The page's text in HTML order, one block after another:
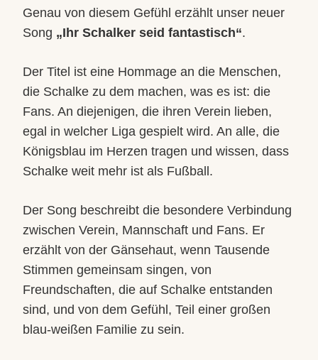
Genau von diesem Gefühl erzählt unser neuer
Song „Ihr Schalker seid fantastisch“.
Der Titel ist eine Hommage an die Menschen,
die Schalke zu dem machen, was es ist: die
Fans. An diejenigen, die ihren Verein lieben,
egal in welcher Liga gespielt wird. An alle, die
Königsblau im Herzen tragen und wissen, dass
Schalke weit mehr ist als Fußball.
Der Song beschreibt die besondere Verbindung
zwischen Verein, Mannschaft und Fans. Er
erzählt von der Gänsehaut, wenn Tausende
Stimmen gemeinsam singen, von
Freundschaften, die auf Schalke entstanden
sind, und von dem Gefühl, Teil einer großen
blau-weißen Familie zu sein.